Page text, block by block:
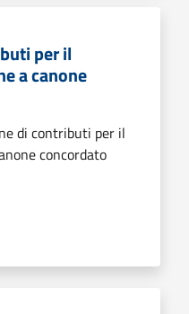
per il
a canone
di contributi per il
concordato